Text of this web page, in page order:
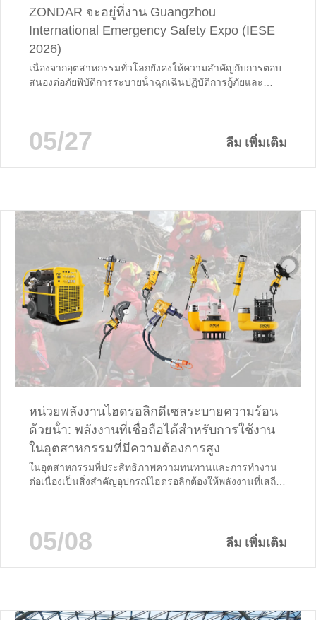
ZONDAR จะอยู่ที่งาน Guangzhou
International Emergency Safety Expo (IESE
2026)
เนื่องจากอุตสาหกรรมทั่วโลกยังคงให้ความสําคัญกับการตอบ
สนองต่อภัยพิบัติการระบายน้ําฉุกเฉินปฏิบัติการกู้ภัยและ
ที่งาน Guangzhou International Emergency Safety Expo
2026 ซึ่งเป็นหนึ่งในนิทรรศการที่ทรงอิทธิพลที่สุดของจีนที่
อุทิศให้กับการดับเพลิงเทคโนโลยีกู้ภัยฉุกเฉิน,...
05/27 ลีม เพิ่มเติม
หน่วยพลังงานไฮดรอลิกดีเซลระบายความร้อน
ด้วยน้ํา: พลังงานที่เชื่อถือได้สําหรับการใช้งาน
ในอุตสาหกรรมที่มีความต้องการสูง
ในอุตสาหกรรมที่ประสิทธิภาพความทนทานและการทํางาน
ต่อเนื่องเป็นสิ่งสําคัญอุปกรณ์ไฮดรอลิกต้องให้พลังงานที่เสถียร
ประสิทธิภาพสูงเป็นรากฐานของการดําเนินงานที่มี
ประสิทธิภาพ ในฐานะผู้ผลิตมืออาชีพที่รวม R&D การผลิต
และการค้าระหว่างประเทศ ZONDAR...
05/08 ลีม เพิ่มเติม